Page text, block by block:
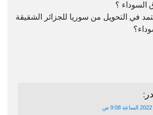
السوداء ؟
في التحويل من سوريا للجزائر الشقيقة
: